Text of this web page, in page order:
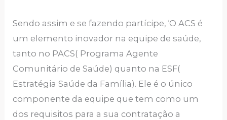
Sendo assim e se fazendo partícipe, ‘O ACS é
um elemento inovador na equipe de saúde,
tanto no PACS( Programa Agente
Comunitário de Saúde) quanto na ESF(
Estratégia Saúde da Família). Ele é o único
componente da equipe que tem como um
dos requisitos para a sua contratação a